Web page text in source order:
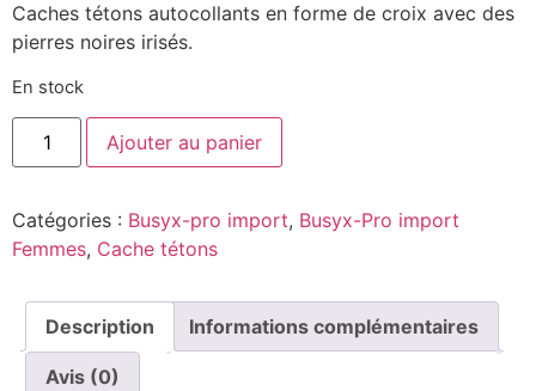
Caches tétons autocollants en forme de croix avec des
pierres noires irisés.
En stock
Ajouter au panier
Catégories : Busyx-pro import, Busyx-Pro import
Femmes, Cache tétons
Description Informations complémentaires
Avis (0)